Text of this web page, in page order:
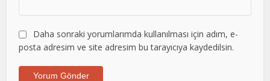
Daha sonraki yorumlarımda kullanılması için adım, e-
posta adresim ve site adresim bu tarayıcıya kaydedilsin.